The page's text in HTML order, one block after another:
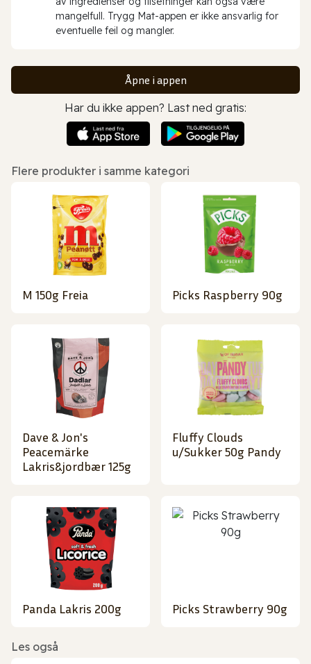
mangelfull. Trygg Mat-appen er ikke ansvarlig for
eventuelle feil og mangler.
Åpne i appen
Har du ikke appen? Last ned gratis:
Flere produkter i samme kategori
M 150g Freia Picks Raspberry 90g
Dave & Jon's
Peacemärke
Lakris&jordbær 125g
Fluffy Clouds
u/Sukker 50g Pandy
Panda Lakris 200g Picks Strawberry 90g
Les også